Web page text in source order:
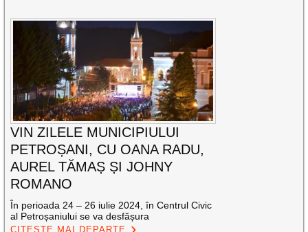
VIN ZILELE MUNICIPIULUI
PETROȘANI, CU OANA RADU,
AUREL TĂMAȘ ȘI JOHNY
ROMANO
În perioada 24 – 26 iulie 2024, în Centrul Civic
al Petroșaniului se va desfășura
CITEȘTE MAI DEPARTE